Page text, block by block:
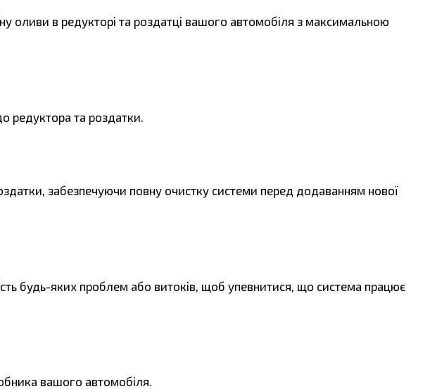
оливи в редукторі та роздатці вашого автомобіля з максимальною
редуктора та роздатки.
забезпечуючи повну очистку системи перед додаванням нової
будь-яких проблем або витоків, щоб упевнитися, що система працює
вашого автомобіля.